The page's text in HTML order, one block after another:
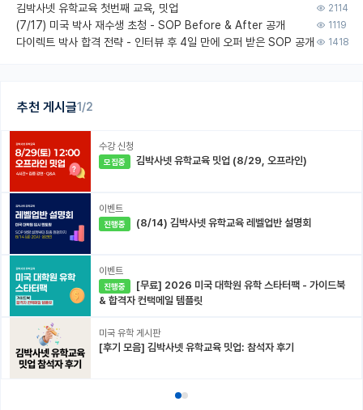
추천 게시글1/2
수강 신청
모집중 김박사넷 유학교육 밋업 (8/29, 오프라인)
이벤트
진행중 (8/14) 김박사넷 유학교육 레벨업반 설명회
이벤트
진행중
& 합격자 컨택메일 템플릿
미국 유학 게시판
[후기 모음] 김박사넷 유학교육 밋업: 참석자 후기
김박사넷 유학교육 첫번째 교육, 밋업 2114
(7/17) 미국 박사 재수생 초청 - SOP Before & After 공개 1119
다이렉트 박사 합격 전략 - 인터뷰 후 4일 만에 오퍼 받은 SOP 공개 1418